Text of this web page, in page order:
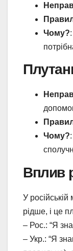
Чому?
Чому?
Вплив
У російській
рідше, і це
– Рос.: “Я
– Укр.: “Я